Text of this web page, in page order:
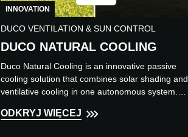
INNOVATION
DUCO VENTILATION & SUN CONTROL
DUCO NATURAL COOLING
Duco Natural Cooling is an innovative passive
cooling solution that combines solar shading and
ventilative cooling in one autonomous system.
ODKRYJ WIĘCEJ